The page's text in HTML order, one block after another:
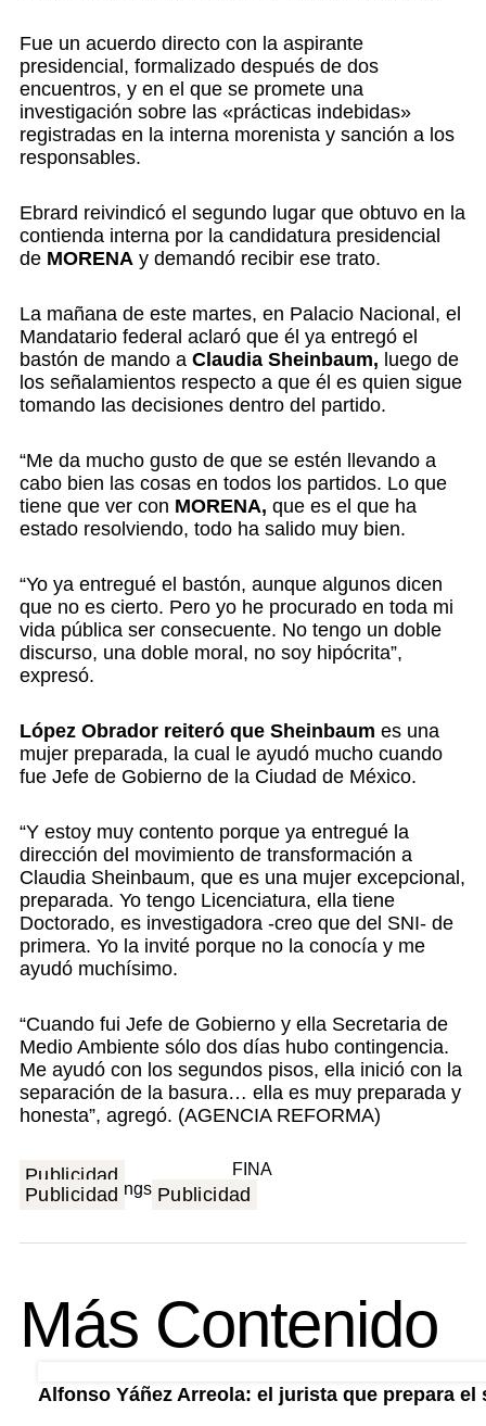
Fue un acuerdo directo con la aspirante
presidencial, formalizado después de dos
encuentros, y en el que se promete una
investigación sobre las «prácticas indebidas»
registradas en la interna morenista y sanción a los
responsables.
Ebrard reivindicó el segundo lugar que obtuvo en la
contienda interna por la candidatura presidencial
de MORENA y demandó recibir ese trato.
La mañana de este martes, en Palacio Nacional, el
Mandatario federal aclaró que él ya entregó el
bastón de mando a Claudia Sheinbaum, luego de
los señalamientos respecto a que él es quien sigue
tomando las decisiones dentro del partido.
“Me da mucho gusto de que se estén llevando a
cabo bien las cosas en todos los partidos. Lo que
tiene que ver con MORENA, que es el que ha
estado resolviendo, todo ha salido muy bien.
“Yo ya entregué el bastón, aunque algunos dicen
que no es cierto. Pero yo he procurado en toda mi
vida pública ser consecuente. No tengo un doble
discurso, una doble moral, no soy hipócrita”,
expresó.
López Obrador reiteró que Sheinbaum es una
mujer preparada, la cual le ayudó mucho cuando
fue Jefe de Gobierno de la Ciudad de México.
“Y estoy muy contento porque ya entregué la
dirección del movimiento de transformación a
Claudia Sheinbaum, que es una mujer excepcional,
preparada. Yo tengo Licenciatura, ella tiene
Doctorado, es investigadora -creo que del SNI- de
primera. Yo la invité porque no la conocía y me
ayudó muchísimo.
“Cuando fui Jefe de Gobierno y ella Secretaria de
Medio Ambiente sólo dos días hubo contingencia.
Me ayudó con los segundos pisos, ella inició con la
separación de la basura… ella es muy preparada y
honesta”, agregó. (AGENCIA REFORMA)
Publicidad
Publicidad
Publicidad
Más Contenido
Alfonso Yáñez Arreola: el jurista que prepara